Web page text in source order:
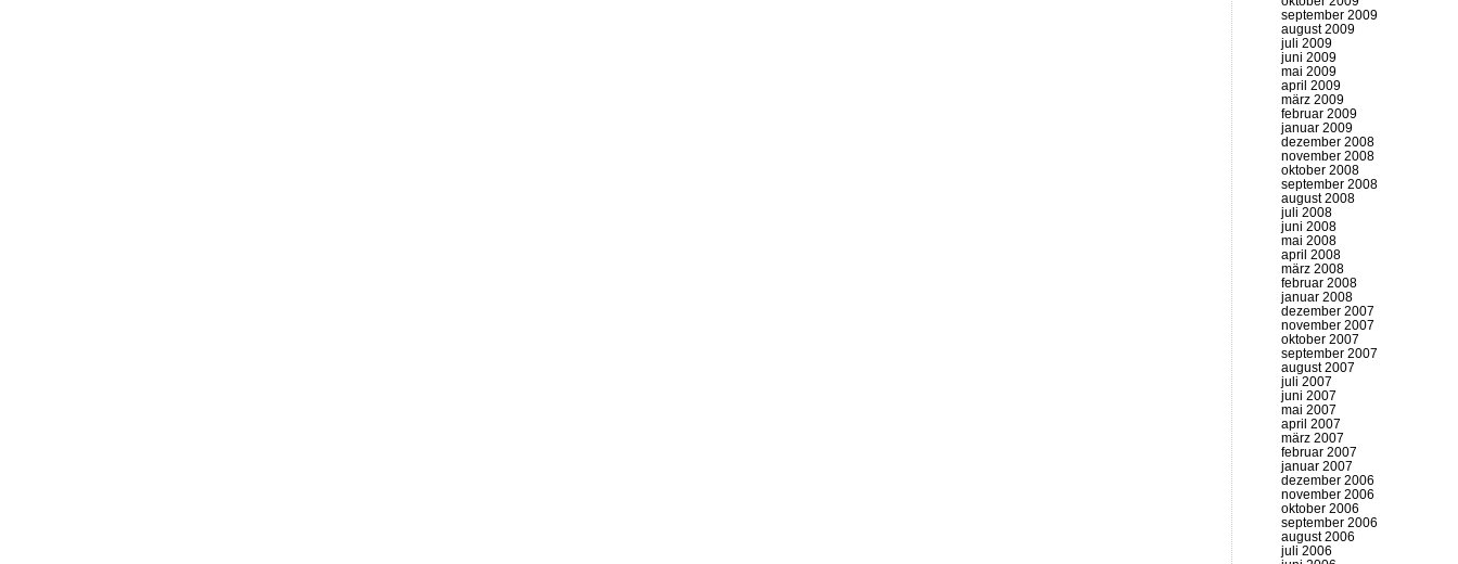
september 2009
august 2009
juli 2009
juni 2009
mai 2009
april 2009
märz 2009
februar 2009
januar 2009
dezember 2008
november 2008
oktober 2008
september 2008
august 2008
juli 2008
juni 2008
mai 2008
april 2008
märz 2008
februar 2008
januar 2008
dezember 2007
november 2007
oktober 2007
september 2007
august 2007
juli 2007
juni 2007
mai 2007
april 2007
märz 2007
februar 2007
januar 2007
dezember 2006
november 2006
oktober 2006
september 2006
august 2006
juli 2006